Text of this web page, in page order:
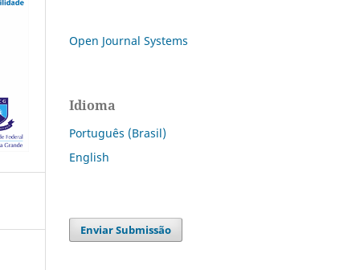
Open Journal Systems
Idioma
Português (Brasil)
English
Enviar Submissão